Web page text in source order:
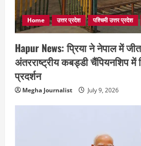
Home उत्तर प्रदेश पश्चिमी उत्तर प्रदेश
Hapur News: प्रिया ने नेपाल में
अंतरराष्ट्रीय कबड्डी चैंपियनशिप में
प्रदर्शन
Megha Journalist July 9, 2026